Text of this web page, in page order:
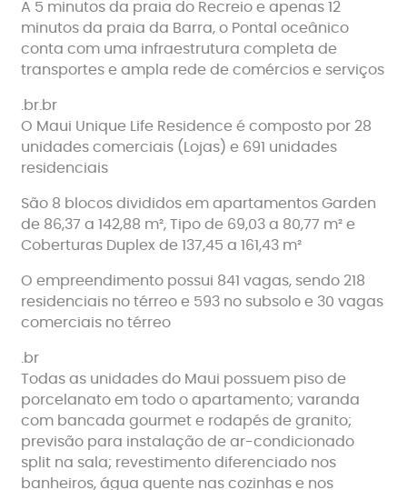
A 5 minutos da praia do Recreio e apenas 12
minutos da praia da Barra, o Pontal oceânico
conta com uma infraestrutura completa de
transportes e ampla rede de comércios e serviços
.br.br
O Maui Unique Life Residence é composto por 28
unidades comerciais (Lojas) e 691 unidades
residenciais
São 8 blocos divididos em apartamentos Garden
de 86,37 a 142,88 m², Tipo de 69,03 a 80,77 m² e
Coberturas Duplex de 137,45 a 161,43 m²
O empreendimento possui 841 vagas, sendo 218
residenciais no térreo e 593 no subsolo e 30 vagas
comerciais no térreo
.br
Todas as unidades do Maui possuem piso de
porcelanato em todo o apartamento; varanda
com bancada gourmet e rodapés de granito;
previsão para instalação de ar-condicionado
split na sala; revestimento diferenciado nos
banheiros, água quente nas cozinhas e nos